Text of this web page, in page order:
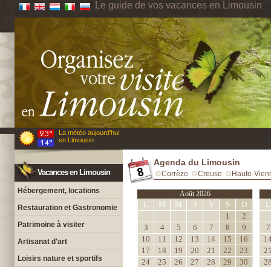
Le guide de vos vacances en Limousin
La météo aujourd'hui
en Limousin
Vacances en Limousin
Hébergement, locations
Restauration et Gastronomie
Patrimoine à visiter
Artisanat d'art
Loisirs nature et sportifs
Agenda du Limousin
Corrèze Creuse Haute-
Août 2026
L M M J V S
D
1
2
3
4 5 6 7 8
9
10
11 12 13 14 15
16
17
18 19 20 21 22
23
24
25 26 27 28 29
30
L
7